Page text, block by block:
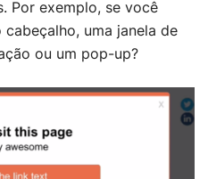
Por exemplo, se você
uma janela de
ou um pop-up?